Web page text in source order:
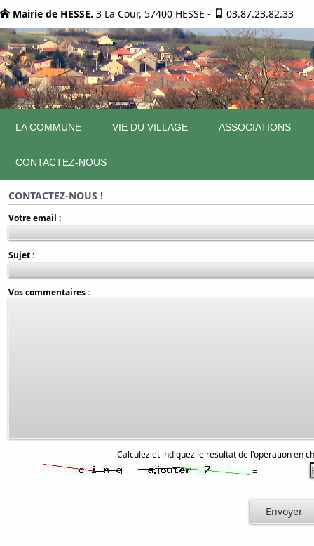
Mairie de HESSE. 3 La Cour, 57400 HESSE - 03.87.23.82.33
LA COMMUNE VIE DU VILLAGE ASSOCIATIONS
CONTACTEZ-NOUS
CONTACTEZ-NOUS !
Votre email :
Sujet :
Vos commentaires :
Calculez et indiquez le résultat de l'opération en
=